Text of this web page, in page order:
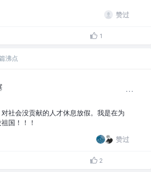
赞过
1
沸点
社会没贡献的人才休息放假。我是在为
国！！！
赞过
2